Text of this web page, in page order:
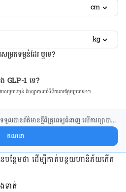
cm
kg
រកទម្ងន់ដែរ ឬទេ?
GLP-1 ទេ?
យ​សម្រក​ទម្ងន់ និង​ព្យា​បាល​ជំ​ងឺ​ទឹក​នោម​ផ្អែម​ប្រភេទ២។
ទួលបាន​ព័ត៌​មាន​ថ្មី​ពី​គ្រូពេទ្យ​ជំនាញ លើ​ការ​ព្យា​បាល​
យផ្ទាល់​ក្នុង​ប្រអប់​សារ​របស់​អ្នក។
គណនា
បន្ថែមថា ដើម្បីកាត់បន្ថយ​ហានិភ័យ​កើត​
ទាត់